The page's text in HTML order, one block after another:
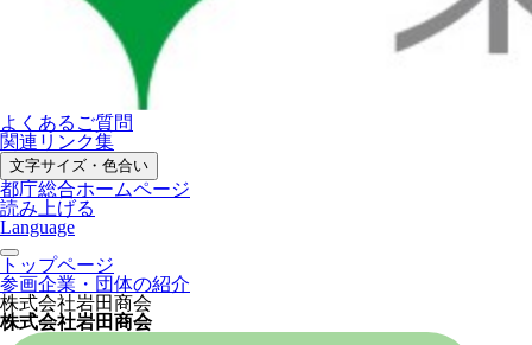
よくあるご質問
関連リンク集
文字サイズ・色合い
都庁総合ホームページ
読み上げる
Language
トップページ
参画企業・団体の紹介
株式会社岩田商会
株式会社岩田商会